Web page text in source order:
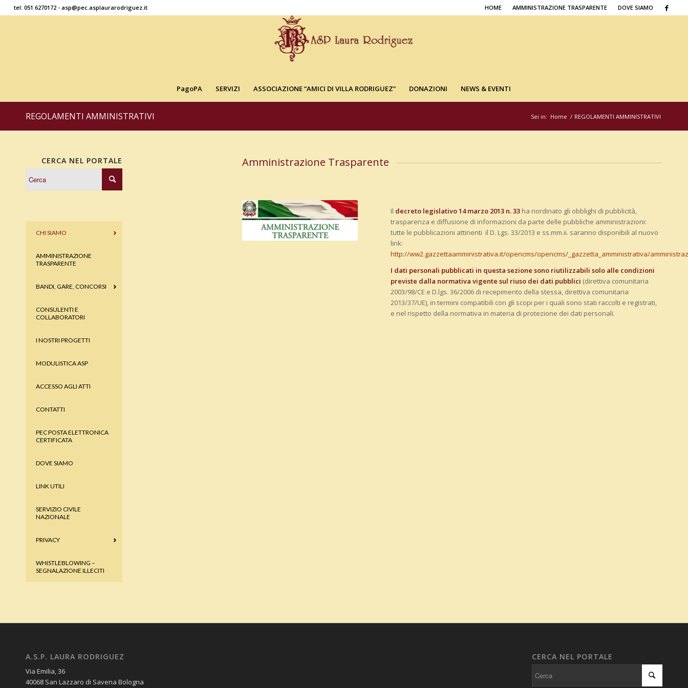
HOME AMMINISTRAZIONE TRASPARENTE DOVE SIAMO
tel: 051 6270172 - asp@pec.asplaurarodriguez.it
PagoPA SERVIZI ASSOCIAZIONE “AMICI DI VILLA RODRIGUEZ” DONAZIONI NEWS & EVENTI
REGOLAMENTI AMMINISTRATIVI Sei in: Home / REGOLAMENTI AMMINISTRATIVI
Amministrazione Trasparente
Il decreto legislativo 14 marzo 2013 n. 33 ha riordinato gli obblighi di pubblicità,
trasparenza e diffusione di informazioni da parte delle pubbliche amministrazioni:
tutte le pubblicazioni attinenti il D. Lgs. 33/2013 e ss.mm.ii. saranno disponibili al nuovo
link:
http://ww2.gazzettaamministrativa.it/opencms/opencms/_gazzetta_amministrativa/
I dati personali pubblicati in questa sezione sono riutilizzabili solo alle condizioni
previste dalla normativa vigente sul riuso dei dati pubblici (direttiva comunitaria
2003/98/CE e D.lgs. 36/2006 di recepimento della stessa, direttiva comunitaria
2013/37/UE), in termini compatibili con gli scopi per i quali sono stati raccolti e registrati,
e nel rispetto della normativa in materia di protezione dei dati personali.
CERCA NEL PORTALE
CHI SIAMO
AMMINISTRAZIONE
TRASPARENTE
BANDI, GARE, CONCORSI
CONSULENTI E
COLLABORATORI
I NOSTRI PROGETTI
MODULISTICA ASP
ACCESSO AGLI ATTI
CONTATTI
PEC POSTA ELETTRONICA
CERTIFICATA
DOVE SIAMO
LINK UTILI
SERVIZIO CIVILE
NAZIONALE
PRIVACY
WHISTLEBLOWING –
SEGNALAZIONE ILLECITI
A.S.P. LAURA RODRIGUEZ
Via Emilia, 36
40068 San Lazzaro di Savena Bologna
CERCA NEL PORTALE